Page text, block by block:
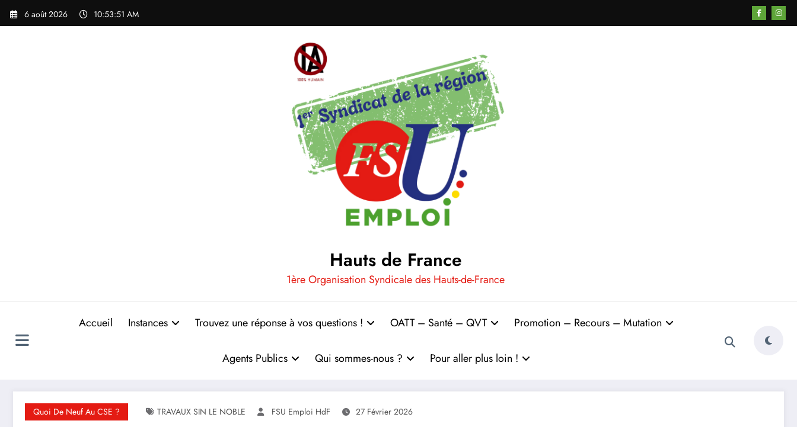
Aller
6 août 2026 10:53:52 AM
Hauts de France
1ère Organisation Syndicale des Hauts-de-France
Accueil Instances Trouvez une réponse à vos questions ! OATT – Santé – QVT Promotion – Recours – Mutation
Agents Publics Qui sommes-nous ? Pour aller plus loin !
Quoi De Neuf Au CSE ? TRAVAUX SIN LE NOBLE FSU Emploi HdF 27 Février 2026